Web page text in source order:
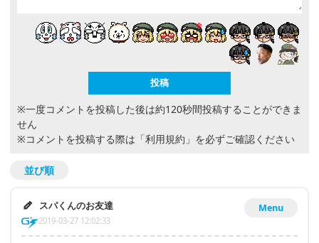
※一度コメントを投稿した後は約120秒間投稿することができま
せん
※コメントを投稿する際は 「利用規約」 を必ずご確認ください
並び順
Menu
スパくんのお友達
2019-03-27 12:02:33